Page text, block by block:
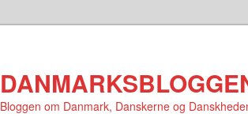
Bloggen om Danmark, Danskerne og